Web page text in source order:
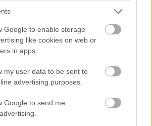
Google to enable storage
like cookies on web or
in apps.
my user data to be sent to
advertising purposes.
Google to send me
rozohriatí prístroja, trvá
– podľa druhu jedla. Naozajstní znalci
nesladeným čiernym čajom alebo
nás sa asi skôr budeme pridržiavať
tradície: suchého vína.
stole